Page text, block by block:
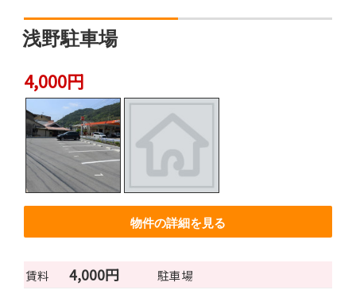
浅野駐車場
4,000円
物件の詳細を見る
賃料 4,000円
駐車場